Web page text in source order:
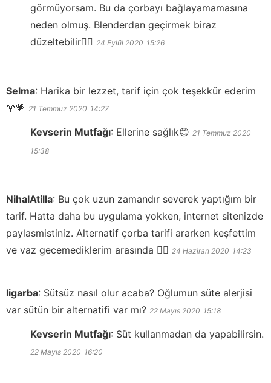
görmüyorsam. Bu da çorbayı bağlayamamasına
neden olmuş. Blenderdan geçirmek biraz
düzeltebilir👍🏻 24 Eylül 2020 15:26
Selma: Harika bir lezzet, tarif için çok teşekkür ederim
🌹💗 21 Temmuz 2020 14:27
Kevserin Mutfağı: Ellerine sağlık😊 21 Temmuz 2020
15:38
NihalAtilla: Bu çok uzun zamandır severek yaptığım bir
tarif. Hatta daha bu uygulama yokken, internet sitenizde
paylasmistiniz. Alternatif çorba tarifi ararken keşfettim
ve vaz gecemediklerim arasında 👍🏻 24 Haziran 2020 14:23
ligarba: Sütsüz nasıl olur acaba? Oğlumun süte alerjisi
var sütün bir alternatifi var mı? 22 Mayıs 2020 15:18
Kevserin Mutfağı: Süt kullanmadan da yapabilirsin.
22 Mayıs 2020 16:20